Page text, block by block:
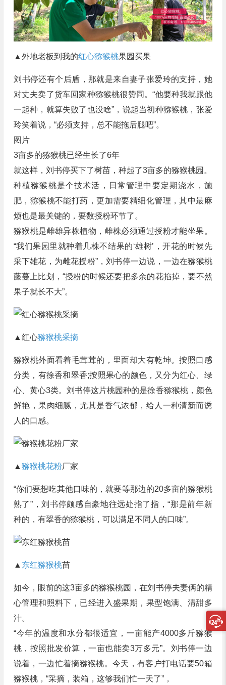
▲外地老板到我的红心猕猴桃果园买果
​刘书停还有个后盾，那就是来自妻子张爱玲的支持，她
对丈夫卖了货车回家种猕猴桃很赞同。“他要种我就跟他
一起种，就算失败了也没啥”，说起当初种猕猴桃，张爱
玲笑着说，“必须支持，总不能拖后腿吧”。
图片
3亩多的猕猴桃已经生长了6年
就这样，刘书停买下了树苗，种起了3亩多的猕猴桃园。
种植猕猴桃是个技术活，日常管理中要定期浇水，施
肥，猕猴桃不能打药，更加需要精细化管理，其中最麻
烦也是最关键的，要数授粉环节了。
猕猴桃是雌雄异株植物，雌株必须通过授粉才能坐果。
“我们果园里就种着几株不结果的‘雄树’，开花的时候先
采下雄花，为雌花授粉”，刘书停一边说，一边在猕猴桃
藤蔓上比划，“授粉的时候还要把多余的花掐掉，要不然
果子就长不大”。
▲红心猕猴桃采摘
猕猴桃外面看着毛茸茸的，里面却大有乾坤。按照口感
分类，有徐香和翠香;按照果心的颜色，又分为红心、绿
心、黄心3类。刘书停这片桃园种的是徐香猕猴桃，颜色
鲜艳，果肉细腻，尤其是香气浓郁，给人一种清新而诱
人的口感。
▲ 猕猴桃花粉厂家
“你们要想吃其他口味的，就要等那边的20多亩的猕猴桃
熟了”，刘书停颇感自豪地往远处指了指，“那是前年新
种的，有翠香的猕猴桃，可以满足不同人的口味”。
▲ 东红猕猴桃苗
如今，眼前的这3亩多的猕猴桃园，在刘书停夫妻俩的精
心管理和照料下，已经进入盛果期，果型饱满、清甜多
汁。
“今年的温度和水分都很适宜，一亩能产4000多斤猕猴
桃，按照批发价算，一亩也能卖3万多元”。刘书停一边
说着，一边忙着摘猕猴桃。今天，有客户打电话要50箱
猕猴桃，“采摘，装箱，这够我们忙一天了”，